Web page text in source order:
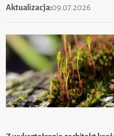
Aktualizacja:09.07.2026